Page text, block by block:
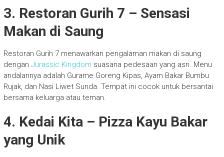
3. Restoran Gurih 7 – Sensasi
Makan di Saung
Restoran Gurih 7 menawarkan pengalaman makan di saung
dengan Jurassic Kingdom suasana pedesaan yang asri. Menu
andalannya adalah Gurame Goreng Kipas, Ayam Bakar Bumbu
Rujak, dan Nasi Liwet Sunda. Tempat ini cocok untuk bersantai
bersama keluarga atau teman.
4. Kedai Kita – Pizza Kayu Bakar
yang Unik